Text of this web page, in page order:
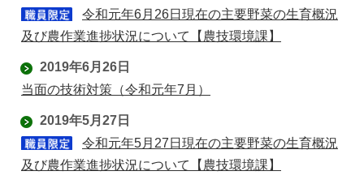
令和元年6月26日現在の主要野菜の生育概況
及び農作業進捗状況について【農技環境課】
2019年6月26日
当面の技術対策（令和元年7月）
2019年5月27日
令和元年5月27日現在の主要野菜の生育概況
及び農作業進捗状況について【農技環境課】